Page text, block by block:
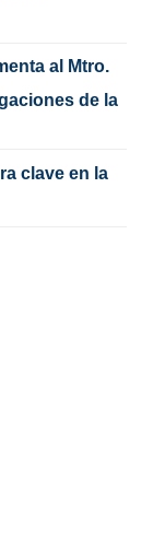
al Mtro.
de la
clave en la